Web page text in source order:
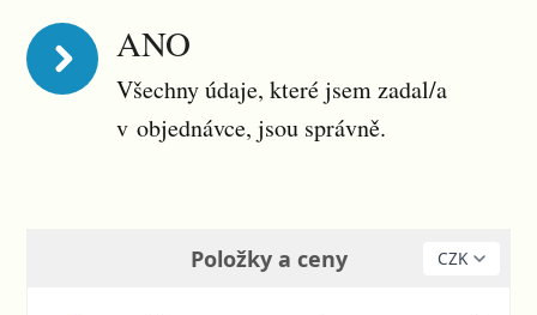
ANO
Všechny údaje, které jsem zadal/a
v objednávce, jsou správně.
Položky a ceny